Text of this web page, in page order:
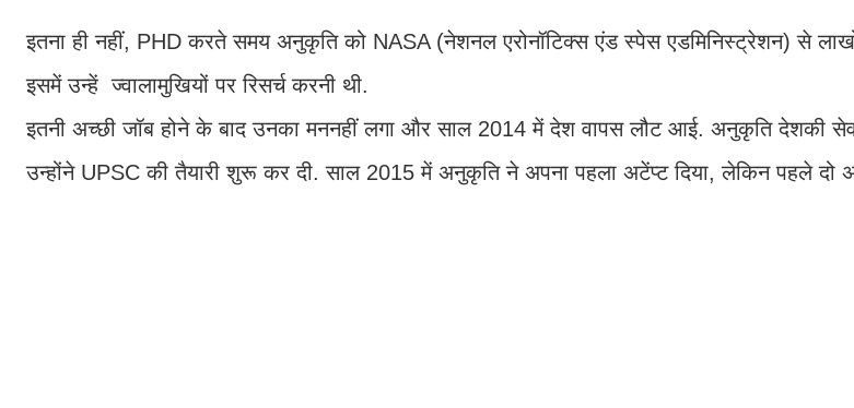
इतना ही नहीं, PHD करते समय अनुकृति को NASA (नेशनल एरोनॉटिक्स एंड स्पेस एडमिनिस्ट्रेशन) से
इसमें उन्हें ज्वालामुखियों पर रिसर्च करनी थी.
इतनी अच्छी जॉब होने के बाद उनका मननहीं लगा और साल 2014 में देश वापस लौट आई. अनुकृति देशकी
उन्होंने UPSC की तैयारी शुरू कर दी. साल 2015 में अनुकृति ने अपना पहला अटेंप्ट दिया, लेकिन पहले दो